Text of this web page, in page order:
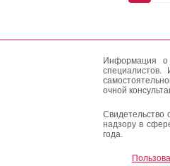
Информация о
очной
надзору в
года.